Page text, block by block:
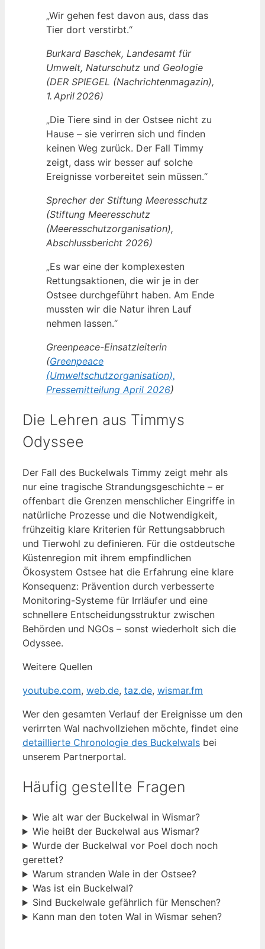
„Wir gehen fest davon aus, dass das
Tier dort verstirbt.“
Burkard Baschek, Landesamt für
Umwelt, Naturschutz und Geologie
(DER SPIEGEL (Nachrichtenmagazin),
1. April 2026)
„Die Tiere sind in der Ostsee nicht zu
Hause – sie verirren sich und finden
keinen Weg zurück. Der Fall Timmy
zeigt, dass wir besser auf solche
Ereignisse vorbereitet sein müssen.“
Sprecher der Stiftung Meeresschutz
(Stiftung Meeresschutz
(Meeresschutzorganisation),
Abschlussbericht 2026)
„Es war eine der komplexesten
Rettungsaktionen, die wir je in der
Ostsee durchgeführt haben. Am Ende
mussten wir die Natur ihren Lauf
nehmen lassen.“
Greenpeace-Einsatzleiterin
(Greenpeace
(Umweltschutzorganisation),
Pressemitteilung April 2026)
Die Lehren aus Timmys
Odyssee
Der Fall des Buckelwals Timmy zeigt mehr als
nur eine tragische Strandungsgeschichte – er
offenbart die Grenzen menschlicher Eingriffe in
natürliche Prozesse und die Notwendigkeit,
frühzeitig klare Kriterien für Rettungsabbruch
und Tierwohl zu definieren. Für die ostdeutsche
Küstenregion mit ihrem empfindlichen
Ökosystem Ostsee hat die Erfahrung eine klare
Konsequenz: Prävention durch verbesserte
Monitoring-Systeme für Irrläufer und eine
schnellere Entscheidungsstruktur zwischen
Behörden und NGOs – sonst wiederholt sich die
Odyssee.
Weitere Quellen
youtube.com, web.de, taz.de, wismar.fm
Wer den gesamten Verlauf der Ereignisse um den
verirrten Wal nachvollziehen möchte, findet eine
detaillierte Chronologie des Buckelwals bei
unserem Partnerportal.
Häufig gestellte Fragen
Wie alt war der Buckelwal in Wismar?
Wie heißt der Buckelwal aus Wismar?
Wurde der Buckelwal vor Poel doch noch
gerettet?
Warum stranden Wale in der Ostsee?
Was ist ein Buckelwal?
Sind Buckelwale gefährlich für Menschen?
Kann man den toten Wal in Wismar sehen?